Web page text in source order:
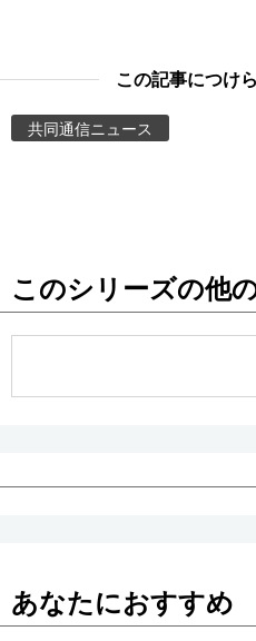
お知らせ
この記事につけ
共同通信ニュース
このシリーズの他
あなたにおすすめ